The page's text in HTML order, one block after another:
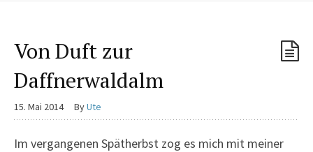
Von Duft zur
Daffnerwaldalm
15. Mai 2014 ByUte
Im vergangenen Spätherbst zog es mich mit meiner